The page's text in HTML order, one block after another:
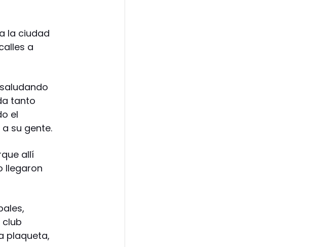
la ciudad
a
tanto
el
su gente.
allí
llegaron
club
plaqueta,